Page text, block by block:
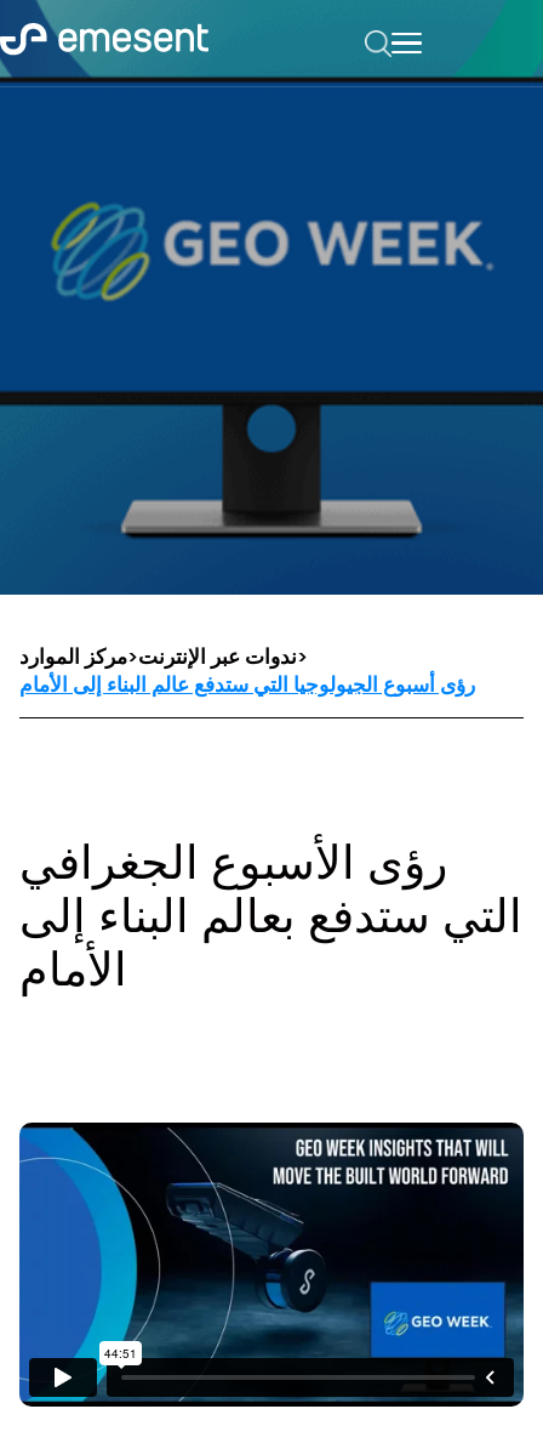
مركز الموارد>ندوات عبر الإنترنت>
رؤى أسبوع الجيولوجيا التي ستدفع عالم البناء إلى الأمام
رؤى الأسبوع الجغرافي
التي ستدفع بعالم البناء إلى
الأمام